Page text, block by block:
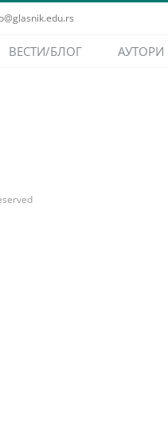
ВЕСТИ/БЛОГ АУТОРИ